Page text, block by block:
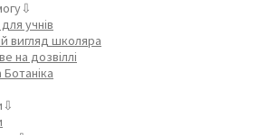
учнів
вигляд школяра
на дозвіллі
Ботаніка